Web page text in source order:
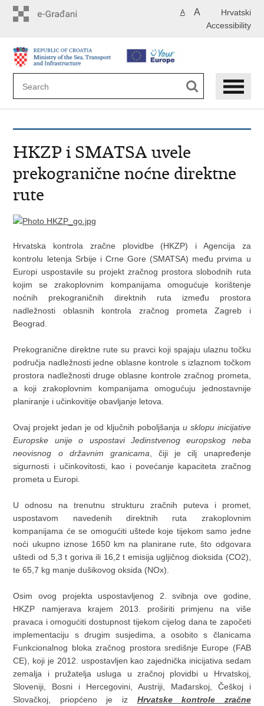
Hrvatski
A A
Accessibility
HKZP i SMATSA uvele
prekogranične noćne direktne
rute
Hrvatska kontrola zračne plovidbe (HKZP) i Agencija za
kontrolu letenja Srbije i Crne Gore (SMATSA) među prvima u
Europi uspostavile su projekt zračnog prostora slobodnih ruta
kojim se zrakoplovnim kompanijama omogućuje korištenje
noćnih prekograničnih direktnih ruta između prostora
nadležnosti oblasnih kontrola zračnog prometa Zagreb i
Beograd.
Prekogranične direktne rute su pravci koji spajaju ulaznu točku
područja nadležnosti jedne oblasne kontrole s izlaznom točkom
prostora nadležnosti druge oblasne kontrole zračnog prometa,
a koji zrakoplovnim kompanijama omogućuju jednostavnije
planiranje i učinkovitije obavljanje letova.
Ovaj projekt jedan je od ključnih poboljšanja u sklopu inicijative
Europske unije o uspostavi Jedinstvenog europskog neba
neovisnog o državnim granicama, čiji je cilj unapređenje
sigurnosti i učinkovitosti, kao i povećanje kapaciteta zračnog
prometa u Europi.
U odnosu na trenutnu strukturu zračnih puteva i promet,
uspostavom navedenih direktnih ruta zrakoplovnim
kompanijama će se omogućiti uštede koje tijekom samo jedne
noći ukupno iznose 1650 km na planirane rute, što odgovara
uštedi od 5,3 t goriva ili 16,2 t emisija ugljičnog dioksida (CO2),
te 65,7 kg manje dušikovog oksida (NOx).
Osim ovog projekta uspostavljenog 2. svibnja ove godine,
HKZP namjerava krajem 2013. proširiti primjenu na više
pravaca i omogućiti dostupnost tijekom cijelog dana te započeti
implementaciju s drugim susjedima, a osobito s članicama
Funkcionalnog bloka zračnog prostora središnje Europe (FAB
CE), koji je 2012. uspostavljen kao zajednička inicijativa sedam
zemalja i pružatelja usluga u zračnoj plovidbi u Hrvatskoj,
Sloveniji, Bosni i Hercegovini, Austriji, Mađarskoj, Češkoj i
Slovačkoj, priopćeno je iz Hrvatske kontrole zračne